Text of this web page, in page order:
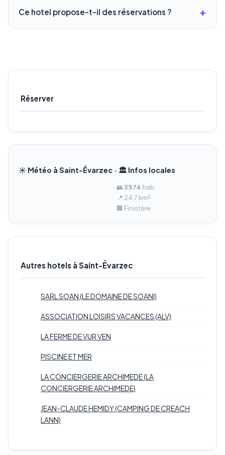
Ce hotel propose-t-il des réservations ?
Réserver
☀️ Météo à Saint-Évarzec · 🏛️ Infos locales
👥 3 574 hab.
📍 24.7 km²
🏢 Finistère
Autres hotels à Saint-Évarzec
SARL SOAN (LE DOMAINE DE SOANI)
ASSOCIATION LOISIRS VACANCES (ALV)
LA FERME DE VUR VEN
PISCINE ET MER
LA CONCIERGERIE ARCHIMEDE (LA
CONCIERGERIE ARCHIMEDE)
JEAN-CLAUDE HEMIDY (CAMPING DE CREACH
LANN)